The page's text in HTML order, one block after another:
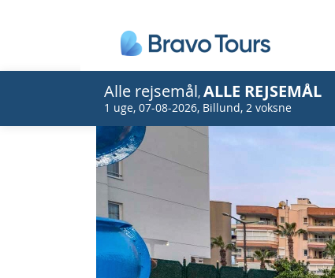
Alle rejsemål, ALLE REJSEMÅL
1 uge, 07-08-2026, Billund, 2 voksne